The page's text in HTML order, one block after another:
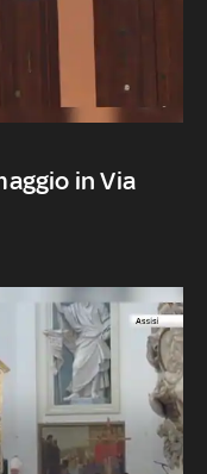
in Via